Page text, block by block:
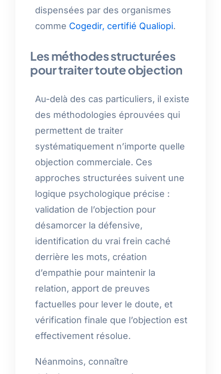
dispensées par des organismes
comme Cogedir, certifié Qualiopi.
Les méthodes structurées
pour traiter toute objection
Au-delà des cas particuliers, il existe
des méthodologies éprouvées qui
permettent de traiter
systématiquement n’importe quelle
objection commerciale. Ces
approches structurées suivent une
logique psychologique précise :
validation de l’objection pour
désamorcer la défensive,
identification du vrai frein caché
derrière les mots, création
d’empathie pour maintenir la
relation, apport de preuves
factuelles pour lever le doute, et
vérification finale que l’objection est
effectivement résolue.
Néanmoins, connaître